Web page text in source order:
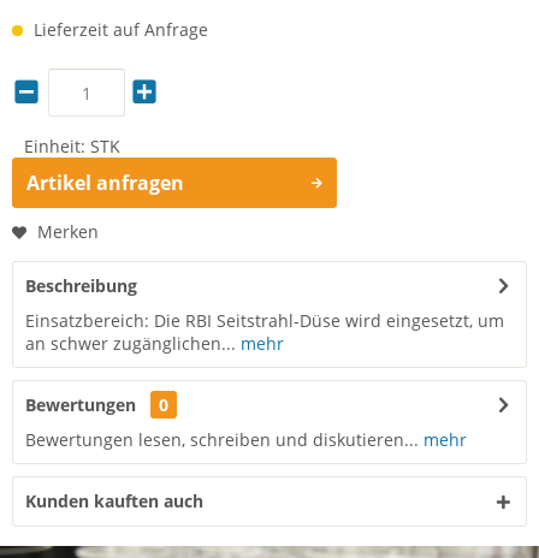
Lieferzeit auf Anfrage
Einheit: STK
Artikel anfragen
Merken
Beschreibung
Einsatzbereich: Die RBI Seitstrahl-Düse wird eingesetzt, um
an schwer zugänglichen... mehr
Bewertungen
0
Bewertungen lesen, schreiben und diskutieren... mehr
Kunden kauften auch